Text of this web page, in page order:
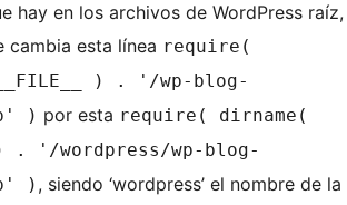
hay en los archivos de WordPress raíz,
cambia esta línea require(
) . '/wp-blog-
) por esta require( dirname(
) . '/wordpress/wp-blog-
) , siendo ‘wordpress’ el nombre de la